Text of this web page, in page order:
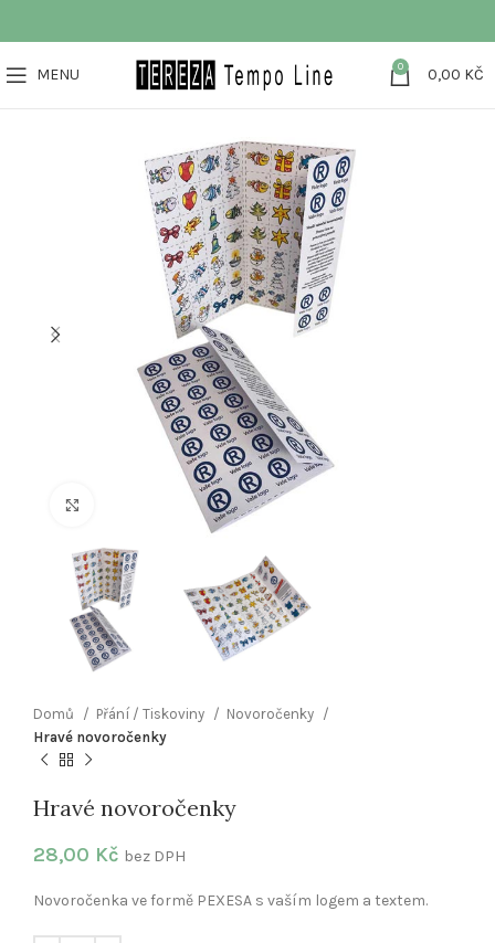
MENU 0 0,00 KČ
Klikněte pro zvětšení
Domů Přání / Tiskoviny
Novoročenky
Hravé novoročenky
Hravé novoročenky
28,00 Kč bez DPH
Novoročenka ve formě PEXESA s vaším logem a textem.